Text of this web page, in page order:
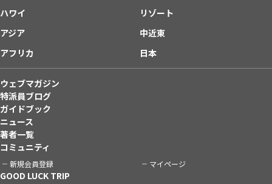
ハワイ
リゾート
アジア
中近東
アフリカ
日本
ウェブマガジン
特派員ブログ
ガイドブック
ニュース
著者一覧
コミュニティ
新規会員登録 マイページ
GOOD LUCK TRIP